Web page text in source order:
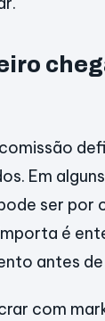
Em
ser por
é
antes
com